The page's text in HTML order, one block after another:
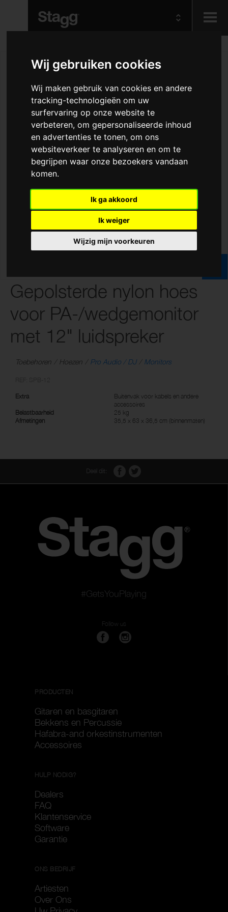
Wij gebruiken cookies
Wij maken gebruik van cookies en andere
tracking-technologieën om uw
surfervaring op onze website te
verbeteren, om gepersonaliseerde inhoud
en advertenties te tonen, om ons
websiteverkeer te analyseren en om te
begrijpen waar onze bezoekers vandaan
komen.
Ik ga akkoord
Ik weiger
Wijzig mijn voorkeuren
Audio &
Lighting
Gepolsterde nylon hoes
voor PA-/wedgemonitor
met 12" luidspreker
Toebehoren Hoezen Pro Audio / DJ Monitors
Extra
Buitenvak voor kabels en andere
accessoires
Belastbaarheid
25 kg
Afmetingen
35,5 x 63 x 36,5 cm (binnenmaten)
#GetsYouPlaying
Follow us
PRODUCTEN
Gitaren en basgitaren
Bekkens en Percussie
Hafabra-and orkestinstrumenten
Accessoires
HULP NODIG?
Dealers
FAQ
Klantenservice
Software
Garantie
ONS BEDRIJF
Artiesten
Over Ons